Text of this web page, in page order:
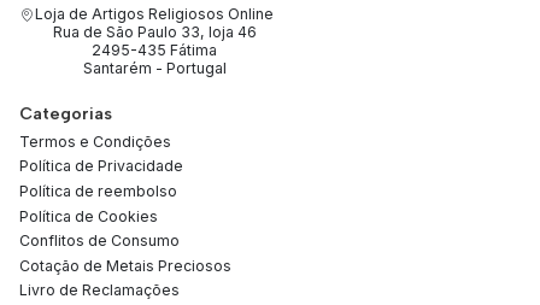
Loja de Artigos Religiosos Online
Rua de São Paulo 33, loja 46
2495-435 Fátima
Santarém - Portugal
Categorias
Termos e Condições
Política de Privacidade
Política de reembolso
Política de Cookies
Conflitos de Consumo
Cotação de Metais Preciosos
Livro de Reclamações